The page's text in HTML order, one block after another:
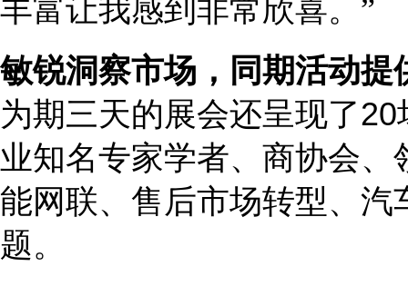
丰富让我感到非常欣喜。 ”
敏锐洞察市场，同期活动提
为期三天的展会还呈现了20
业知名专家学者、商协会
能网联、售后市场转型、
题。